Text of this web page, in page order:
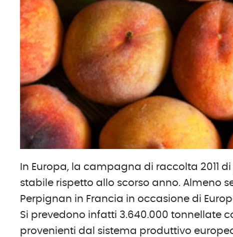
In Europa, la campagna di raccolta 2011
stabile rispetto allo scorso anno. Almeno
Perpignan in Francia in occasione di
Si prevedono infatti 3.640.000 tonnellate
provenienti dal sistema produttivo